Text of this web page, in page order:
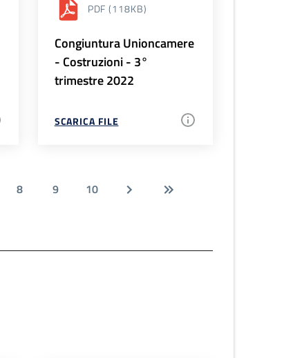
PDF (118KB)
Congiuntura Unioncamere
- Costruzioni - 3°
trimestre 2022
SCARICA FILE
8 9 10